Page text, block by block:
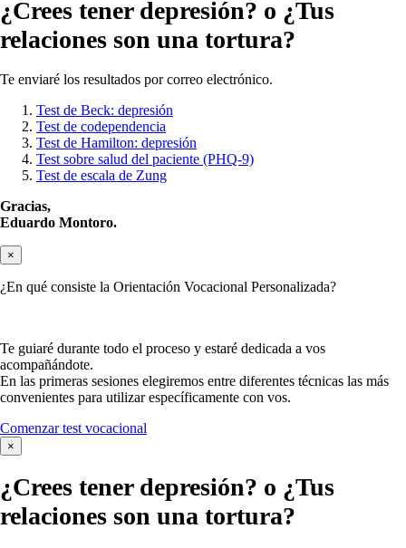
¿Crees tener depresión? o ¿Tus
relaciones son una tortura?
Te enviaré los resultados por correo electrónico.
Test de Beck: depresión
Test de codependencia
Test de Hamilton: depresión
Test sobre salud del paciente (PHQ-9)
Test de escala de Zung
Gracias,
Eduardo Montoro.
×
¿En qué consiste la Orientación Vocacional Personalizada?
Te guiaré durante todo el proceso y estaré dedicada a vos
acompañándote.
En las primeras sesiones elegiremos entre diferentes técnicas las más
convenientes para utilizar específicamente con vos.
Comenzar test vocacional
×
¿Crees tener depresión? o ¿Tus
relaciones son una tortura?